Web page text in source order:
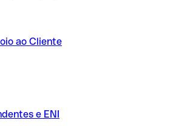
ao Cliente
e ENI